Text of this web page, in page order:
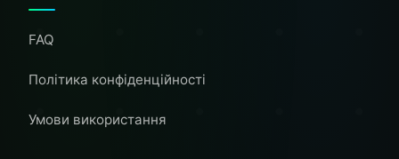
FAQ
Політика конфіденційності
Умови використання